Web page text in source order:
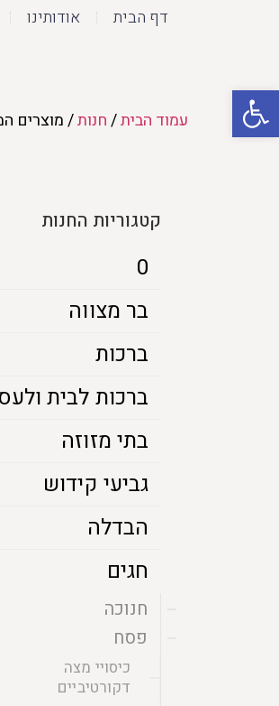
פתח סרגל נגישות
דף הבית אודותינו
עמוד הבית/חנות/ מוצרים
קטגוריות החנות
0
בר מצווה
ברכות
ברכות לבית
בתי מזוזה
גביעי קידוש
הבדלה
חגים
חנוכה
פסח
כיסויי מצה
דקורטיביים